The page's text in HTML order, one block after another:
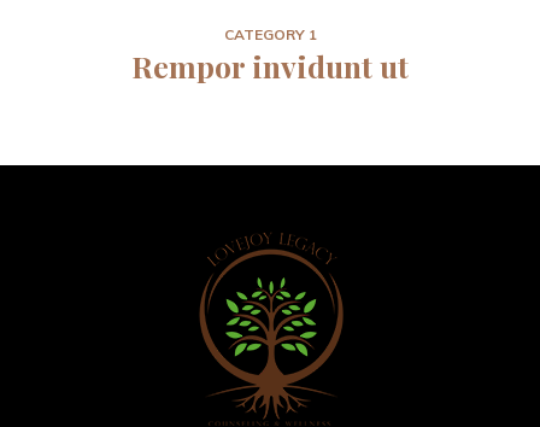
CATEGORY 1
Rempor invidunt ut